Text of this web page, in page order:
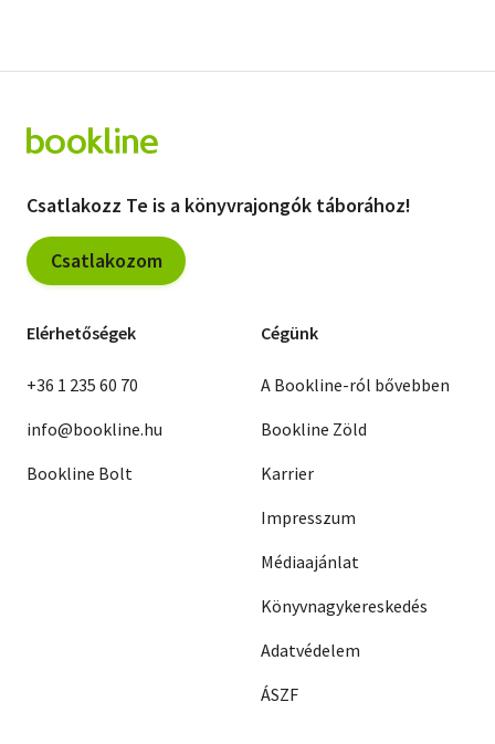
Csatlakozz Te is a könyvrajongók táborához!
Csatlakozom
Elérhetőségek
+36 1 235 60 70
info@bookline.hu
Bookline Bolt
Cégünk
A Bookline-ról bővebben
Bookline Zöld
Karrier
Impresszum
Médiaajánlat
Könyvnagykereskedés
Adatvédelem
ÁSZF